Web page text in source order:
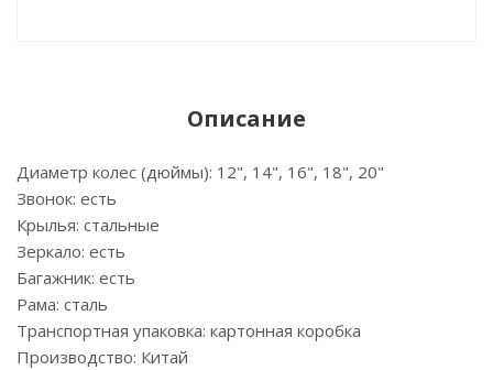
Описание
Диаметр колес (дюймы): 12", 14", 16", 18", 20"
Звонок: есть
Крылья: стальные
Зеркало: есть
Багажник: есть
Рама: сталь
Транспортная упаковка: картонная коробка
Производство: Китай